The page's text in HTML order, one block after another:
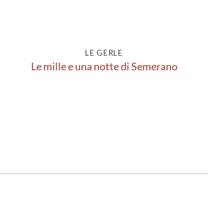
LE GERLE
Le mille e una notte di Semerano